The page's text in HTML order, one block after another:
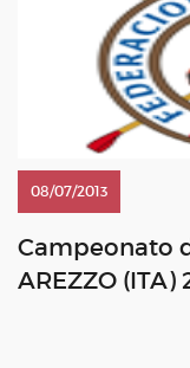
08/07/2013
Campeonato
AREZZO (ITA)